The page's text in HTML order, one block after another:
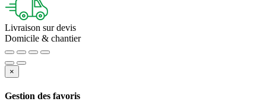
Livraison sur devis
Domicile & chantier
×
Gestion des favoris